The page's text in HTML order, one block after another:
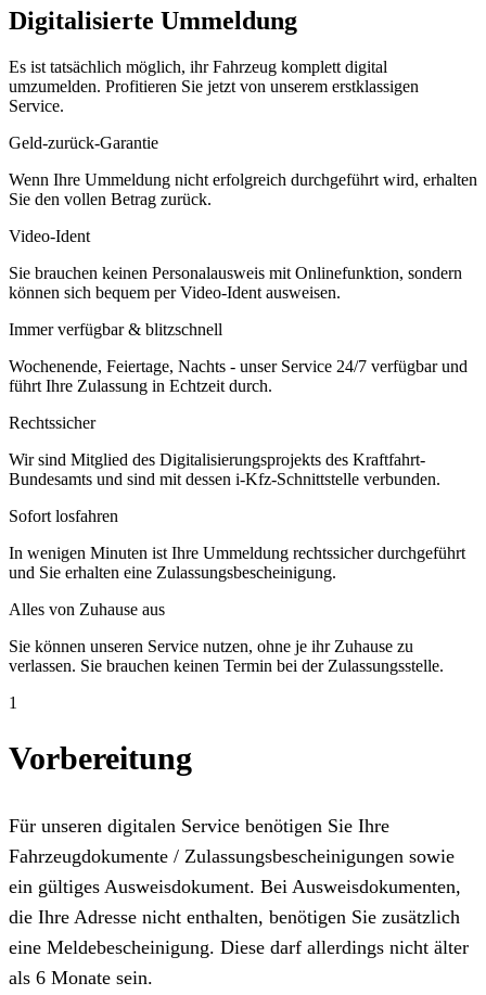
Digitalisierte Ummeldung
Es ist tatsächlich möglich, ihr Fahrzeug komplett digital
umzumelden. Profitieren Sie jetzt von unserem erstklassigen
Service.
Geld-zurück-Garantie
Wenn Ihre Ummeldung nicht erfolgreich durchgeführt wird, erhalten
Sie den vollen Betrag zurück.
Video-Ident
Sie brauchen keinen Personalausweis mit Onlinefunktion, sondern
können sich bequem per Video-Ident ausweisen.
Immer verfügbar & blitzschnell
Wochenende, Feiertage, Nachts - unser Service 24/7 verfügbar und
führt Ihre Zulassung in Echtzeit durch.
Rechtssicher
Wir sind Mitglied des Digitalisierungsprojekts des Kraftfahrt-
Bundesamts und sind mit dessen i-Kfz-Schnittstelle verbunden.
Sofort losfahren
In wenigen Minuten ist Ihre Ummeldung rechtssicher durchgeführt
und Sie erhalten eine Zulassungsbescheinigung.
Alles von Zuhause aus
Sie können unseren Service nutzen, ohne je ihr Zuhause zu
verlassen. Sie brauchen keinen Termin bei der Zulassungsstelle.
1
Vorbereitung
Für unseren digitalen Service benötigen Sie Ihre
Fahrzeugdokumente / Zulassungsbescheinigungen sowie
ein gültiges Ausweisdokument. Bei Ausweisdokumenten,
die Ihre Adresse nicht enthalten, benötigen Sie zusätzlich
eine Meldebescheinigung. Diese darf allerdings nicht älter
als 6 Monate sein.